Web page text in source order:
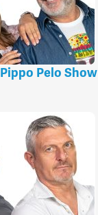
Pippo Pelo Show